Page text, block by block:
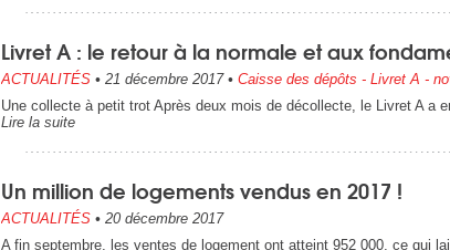
Livret A : le retour à la normale et aux
ACTUALITÉS • 21 décembre 2017 • Caisse des dépôts - Livret A -
Une collecte à petit trot Après deux mois de décollecte, le Livret A a
Lire la suite
Un million de logements vendus en 2017 !
ACTUALITÉS • 20 décembre 2017
A fin septembre, les ventes de logement ont atteint 952 000, ce qui